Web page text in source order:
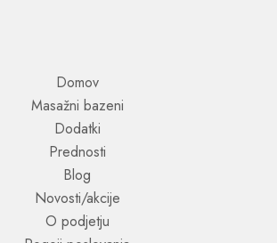
Domov
Masažni bazeni
Dodatki
Prednosti
Blog
Novosti/akcije
O podjetju